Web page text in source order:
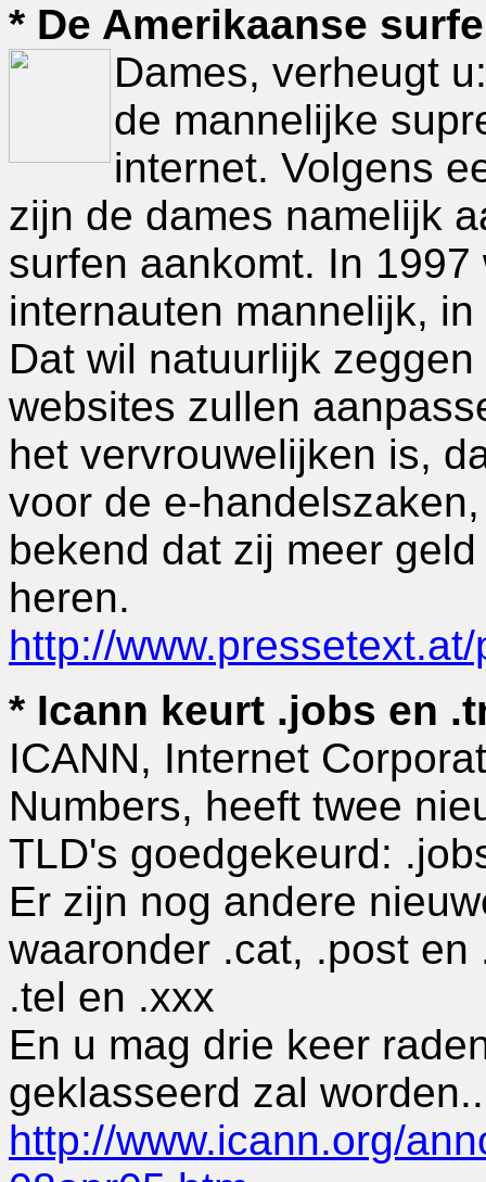
* De Amerikaanse
Dames, verheugt
de mannelijke
internet. Volgens
zijn de dames namelijk
surfen aankomt. In
internauten mannelijk,
Dat wil natuurlijk
websites zullen
het vervrouwelijken is,
voor de e-
bekend dat zij meer
heren.
http://
* Icann keurt .jobs en
ICANN, Internet
Numbers, heeft twee
TLD's goedgekeurd:
Er zijn nog andere
waaronder .cat, .post
.tel en .xxx
En u mag drie keer
geklasseerd zal
http://www.icann.org/